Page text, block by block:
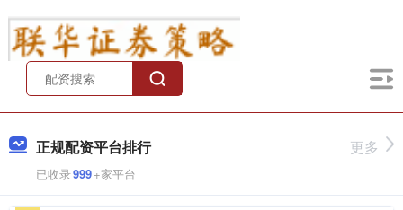
正规配资平台排行
已收录999+家平台
更多